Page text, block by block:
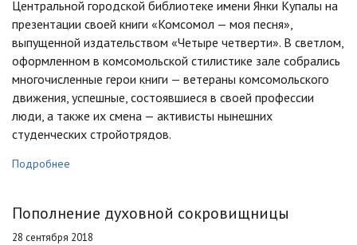
Центральной городской библиотеке имени Янки Купалы на
презентации своей книги «Комсомол — моя песня»,
выпущенной издательством «Четыре четверти». В светлом,
оформленном в комсомольской стилистике зале собрались
многочисленные герои книги — ветераны комсомольского
движения, успешные, состоявшиеся в своей профессии
люди, а также их смена — активисты нынешних
студенческих стройотрядов.
Подробнее
Пополнение духовной сокровищницы
28 сентября 2018